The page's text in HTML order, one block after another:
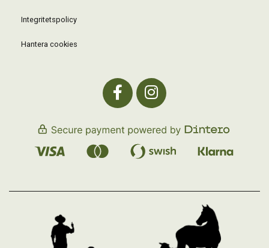
Integritetspolicy
Hantera cookies